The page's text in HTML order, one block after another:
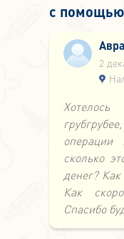
с
2
сколько
денег?
Как
Спасибо